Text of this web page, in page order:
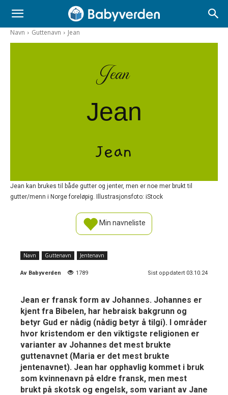
Navn Guttenavn Jean
Jean
Jean
Jean
Jean kan brukes til både gutter og jenter, men er noe mer brukt til
gutter/menn i Norge foreløpig. Illustrasjonsfoto: iStock
Min navneliste
Navn Guttenavn Jentenavn
Av Babyverden 1789 Sist oppdatert 03.10.24
Jean er fransk form av Johannes. Johannes er
kjent fra Bibelen, har hebraisk bakgrunn og
betyr Gud er nådig (nådig betyr å tilgi). I områder
hvor kristendom er den viktigste religionen er
varianter av Johannes det mest brukte
guttenavnet (Maria er det mest brukte
jentenavnet). Jean har opphavlig kommet i bruk
som kvinnenavn på eldre fransk, men mest
brukt på skotsk og engelsk, som variant av Jane